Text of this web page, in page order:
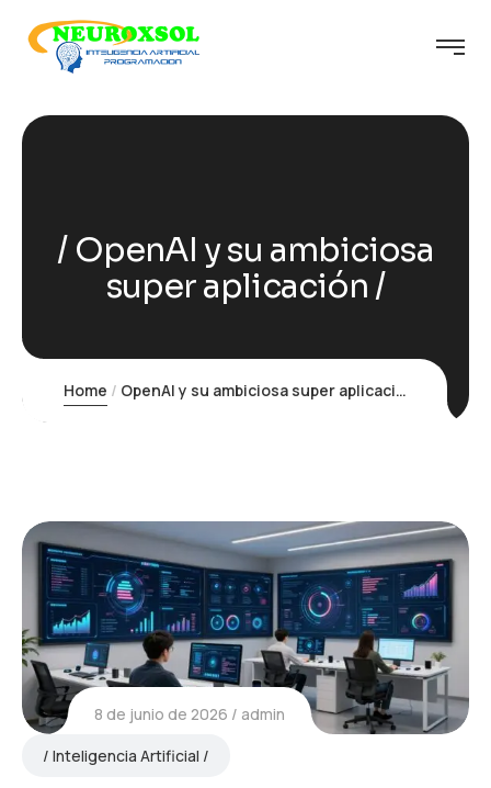
OpenAI y su ambiciosa
super aplicación
Home OpenAI y su ambiciosa super aplicación
8 de junio de 2026
admin
Inteligencia Artificial